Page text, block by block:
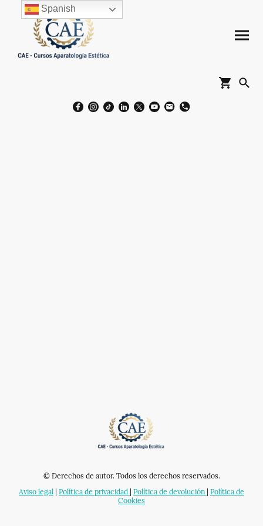
© Derechos de autor. Todos los derechos reservados.
Aviso legal
Política de privacidad Política de devolución Política de
Cookies
Spanish